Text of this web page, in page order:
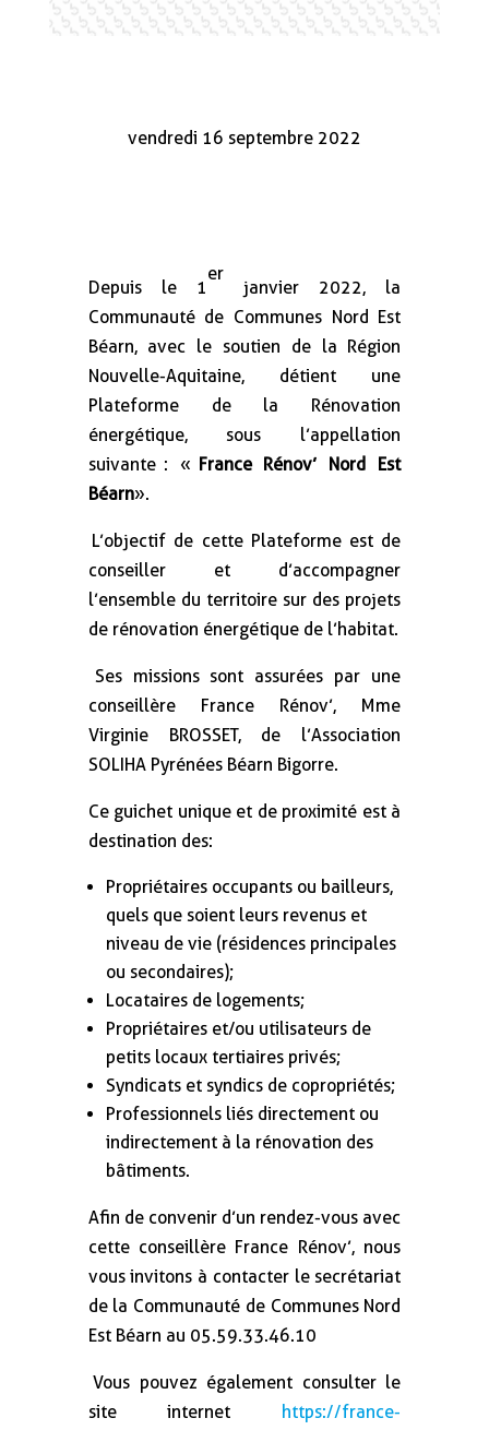
vendredi 16 septembre 2022
Depuis le 1
er
janvier 2022, la
Communauté de Communes Nord Est
Béarn, avec le soutien de la Région
Nouvelle-Aquitaine, détient une
Plateforme de la Rénovation
énergétique, sous l’appellation
suivante : « France Rénov’ Nord Est
Béarn».
L’objectif de cette Plateforme est de
conseiller et d’accompagner
l’ensemble du territoire sur des projets
de rénovation énergétique de l’habitat.
Ses missions sont assurées par une
conseillère France Rénov’, Mme
Virginie BROSSET, de l’Association
SOLIHA Pyrénées Béarn Bigorre.
Ce guichet unique et de proximité est à
destination des :
Propriétaires occupants ou bailleurs,
quels que soient leurs revenus et
niveau de vie (résidences principales
ou secondaires) ;
Locataires de logements ;
Propriétaires et/ou utilisateurs de
petits locaux tertiaires privés ;
Syndicats et syndics de copropriétés ;
Professionnels liés directement ou
indirectement à la rénovation des
bâtiments.
Afin de convenir d’un rendez-vous avec
cette conseillère France Rénov’, nous
vous invitons à contacter le secrétariat
de la Communauté de Communes Nord
Est Béarn au 05.59.33.46.10
Vous pouvez également consulter le
site internet https://france-